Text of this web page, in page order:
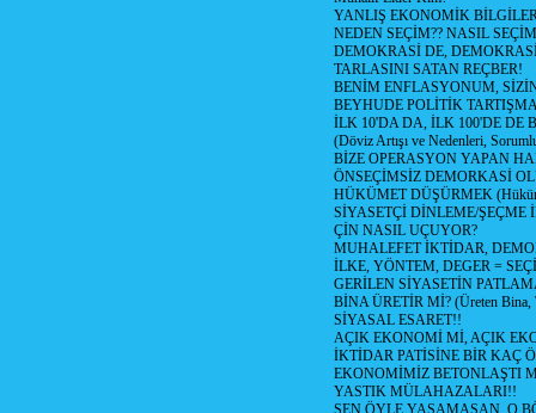
YANLIŞ EKONOMİK
NEDEN SEÇİM?? NASIL
DEMOKRASİ DE,
TARLASINI SATAN REÇBER!
BENİM ENFLASYONUM,
BEYHUDE POLİTİK
İLK 10'DA DA, İLK 100'DE DE
(Döviz Artışı ve Nedenleri,
BİZE OPERASYON YAPAN
ÖNSEÇİMSİZ DEMORKASİ
HÜKÜMET DÜŞÜRMEK
SİYASETÇİ DİNLEME/ŞEÇME
ÇİN NASIL UÇUYOR?
MUHALEFET İKTİDAR,
İLKE, YÖNTEM, DEGER =
GERİLEN SİYASETİN
BİNA ÜRETİR Mİ? (Üreten Bina,
SİYASAL ESARET!!
AÇIK EKONOMİ Mİ, AÇIK
İKTİDAR PATİSİNE BİR KAÇ
EKONOMİMİZ BETONLAŞTI
YASTIK MÜLAHAZALARI!!
SEN ÖYLE YAŞAMASAN, O